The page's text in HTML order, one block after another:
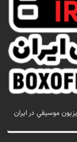
موسيقي در ايران